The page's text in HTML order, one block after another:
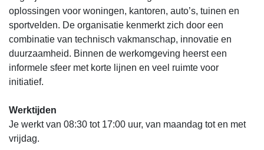
oplossingen voor woningen, kantoren, auto’s, tuinen en
sportvelden. De organisatie kenmerkt zich door een
combinatie van technisch vakmanschap, innovatie en
duurzaamheid. Binnen de werkomgeving heerst een
informele sfeer met korte lijnen en veel ruimte voor
initiatief.
Werktijden
Je werkt van 08:30 tot 17:00 uur, van maandag tot en met
vrijdag.